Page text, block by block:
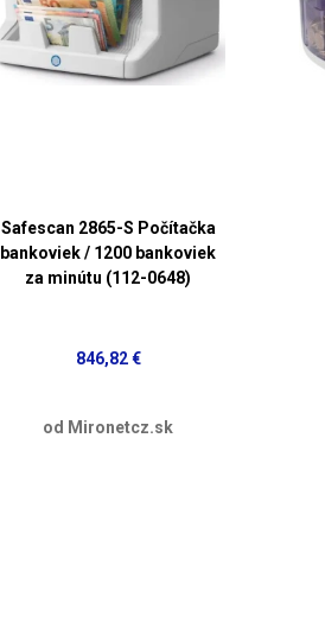
Safescan 2865-S Počítačka
bankoviek / 1200 bankoviek
za minútu (112-0648)
846,82 €
od Mironetcz.sk